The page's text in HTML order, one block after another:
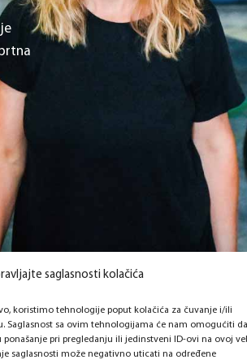
saglasnosti kolačića
koristimo tehnologije poput kolačića za čuvanje i/ili
Saglasnost sa ovim tehnologijama će nam omogućiti da
pri pregledanju ili jedinstveni ID-ovi na ovoj
saglasnosti može negativno uticati na određene